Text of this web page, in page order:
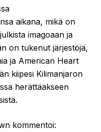
aikana, mikä on
imagoaan ja
on tukenut järjestöjä,
ja American Heart
kiipesi Kilimanjaron
herättääkseen
kommentoi: